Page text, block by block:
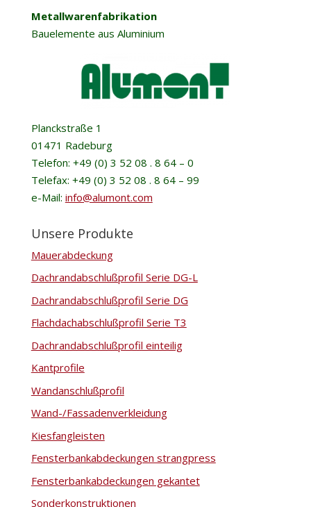
Metallwarenfabrikation
Bauelemente aus Aluminium
Planckstraße 1
01471 Radeburg
Telefon: +49 (0) 3 52 08 . 8 64 – 0
Telefax: +49 (0) 3 52 08 . 8 64 – 99
e-Mail: info@alumont.com
Unsere Produkte
Mauerabdeckung
Dachrandabschlußprofil Serie DG-L
Dachrandabschlußprofil Serie DG
Flachdachabschlußprofil Serie T3
Dachrandabschlußprofil einteilig
Kantprofile
Wandanschlußprofil
Wand-/Fassadenverkleidung
Kiesfangleisten
Fensterbankabdeckungen strangpress
Fensterbankabdeckungen gekantet
Sonderkonstruktionen